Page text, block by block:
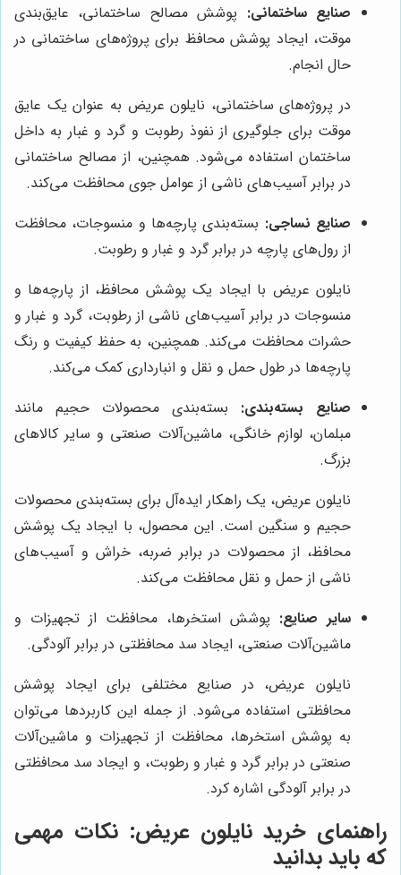
صنایع ساختمانی: پوشش مصالح ساختمانی، عایق‌بندی
موقت، ایجاد پوشش محافظ برای پروژه‌های ساختمانی در
حال انجام.
در پروژه‌های ساختمانی، نایلون عریض به عنوان یک عایق
موقت برای جلوگیری از نفوذ رطوبت و گرد و غبار به داخل
ساختمان استفاده می‌شود. همچنین، از مصالح ساختمانی
در برابر آسیب‌های ناشی از عوامل جوی محافظت می‌کند.
صنایع نساجی: بسته‌بندی پارچه‌ها و منسوجات، محافظت
از رول‌های پارچه در برابر گرد و غبار و رطوبت.
نایلون عریض با ایجاد یک پوشش محافظ، از پارچه‌ها و
منسوجات در برابر آسیب‌های ناشی از رطوبت، گرد و غبار و
حشرات محافظت می‌کند. همچنین، به حفظ کیفیت و رنگ
پارچه‌ها در طول حمل و نقل و انبارداری کمک می‌کند.
صنایع بسته‌بندی: بسته‌بندی محصولات حجیم مانند
مبلمان، لوازم خانگی، ماشین‌آلات صنعتی و سایر کالاهای
بزرگ.
نایلون عریض، یک راهکار ایده‌آل برای بسته‌بندی محصولات
حجیم و سنگین است. این محصول، با ایجاد یک پوشش
محافظ، از محصولات در برابر ضربه، خراش و آسیب‌های
ناشی از حمل و نقل محافظت می‌کند.
سایر صنایع: پوشش استخرها، محافظت از تجهیزات و
ماشین‌آلات صنعتی، ایجاد سد محافظتی در برابر آلودگی.
نایلون عریض، در صنایع مختلفی برای ایجاد پوشش
محافظتی استفاده می‌شود. از جمله این کاربردها می‌توان
به پوشش استخرها، محافظت از تجهیزات و ماشین‌آلات
صنعتی در برابر گرد و غبار و رطوبت، و ایجاد سد محافظتی
در برابر آلودگی اشاره کرد.
راهنمای خرید نایلون عریض: نکات مهمی
که باید بدانید